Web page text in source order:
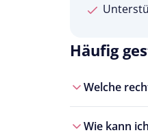
Häufig
Welche
Wie kann